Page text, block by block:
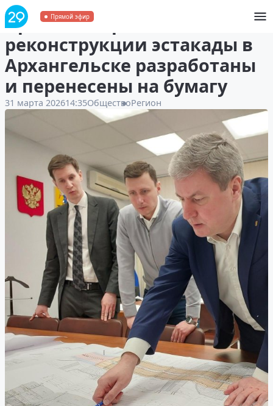
Прямой эфир
Проектные решения по
реконструкции эстакады в
Архангельске разработаны
и перенесены на бумагу
31 марта 202614:35ОбществоРегион